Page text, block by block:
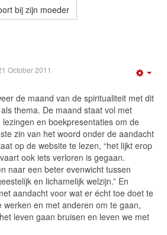
bij zijn moeder
October 2011
de maand van de spiritualiteit met dit
thema. De maand staat vol met
en boekpresentaties om de
zin van het woord onder de aandacht
op de website te lezen, “het lijkt erop
ook iets verloren is gegaan.
naar een beter evenwicht tussen
en lichamelijk welzijn.” En
aandacht voor wat er écht toe doet te
werken en met anderen om te gaan,
leven gaan bruisen en leven we met